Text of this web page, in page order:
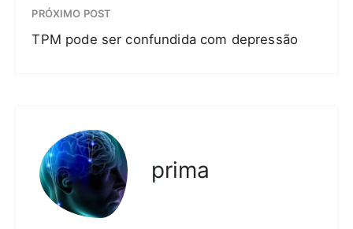
PRÓXIMO POST
TPM pode ser confundida com depressão
prima